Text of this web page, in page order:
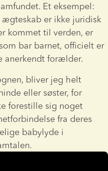
Et eksempel:
er ikke juridisk
kommet til verden, er
bar barnet, officielt er
anerkendt forælder.
bliver jeg helt
eller søster, for
forestille sig noget
fra deres
babylyde i